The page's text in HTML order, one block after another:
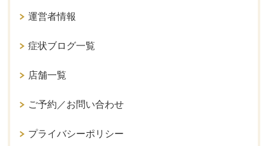
運営者情報
症状ブログ一覧
店舗一覧
ご予約／お問い合わせ
プライバシーポリシー